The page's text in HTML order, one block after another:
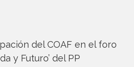
del COAF en el foro
y Futuro’ del PP